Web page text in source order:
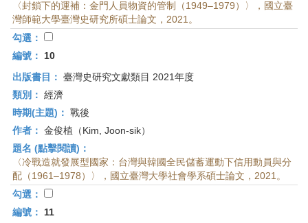
〈封鎖下的運補：金門人員物資的管制（1949–1979）〉，國立臺
灣師範大學臺灣史研究所碩士論文，2021。
勾選：
編號：
10
出版書目： 臺灣史研究文獻類目 2021年度
類別： 經濟
時期(主題)： 戰後
作者： 金俊植（Kim, Joon-sik）
題名 (點擊閱讀)：
〈冷戰造就發展型國家：台灣與韓國全民儲蓄運動下信用動員與分
配（1961–1978）〉，國立臺灣大學社會學系碩士論文，2021。
勾選：
編號：
11